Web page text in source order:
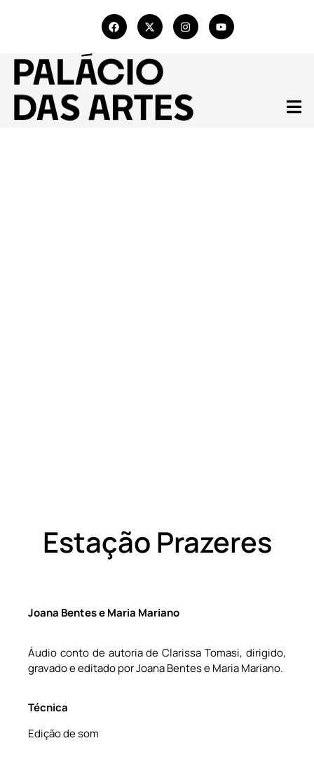
Estação Prazeres
Joana Bentes e Maria Mariano
Áudio conto de autoria de Clarissa Tomasi, dirigido,
gravado e editado por Joana Bentes e Maria Mariano.
Técnica
Edição de som